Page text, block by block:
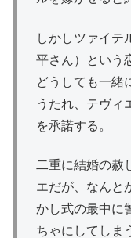
しかしツァイテ
平さん）という
どうしても一緒
うたれ、テヴィ
を承諾する。
二重に結婚の赦
エだが、なんと
かし式の最中に
ちゃにしてしま